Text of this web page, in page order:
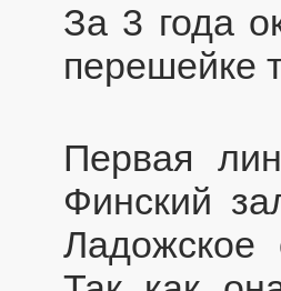
За 3 года
перешейке
Первая
Финский
Ладожское